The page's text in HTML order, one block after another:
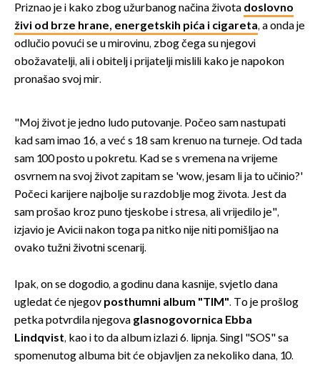
Priznao je i kako zbog užurbanog načina života doslovno
živi od brze hrane, energetskih pića i cigareta, a onda je
odlučio povući se u mirovinu, zbog čega su njegovi
obožavatelji, ali i obitelj i prijatelji mislili kako je napokon
pronašao svoj mir.
"Moj život je jedno ludo putovanje. Počeo sam nastupati
kad sam imao 16, a već s 18 sam krenuo na turneje. Od tada
sam 100 posto u pokretu. Kad se s vremena na vrijeme
osvrnem na svoj život zapitam se 'wow, jesam li ja to učinio?'
Počeci karijere najbolje su razdoblje mog života. Jest da
sam prošao kroz puno tjeskobe i stresa, ali vrijedilo je",
izjavio je Avicii nakon toga pa nitko nije niti pomišljao na
ovako tužni životni scenarij.
Ipak, on se dogodio, a godinu dana kasnije, svjetlo dana
ugledat će njegov posthumni album "TIM". To je prošlog
petka potvrdila njegova glasnogovornica Ebba
Lindqvist, kao i to da album izlazi 6. lipnja. Singl "SOS" sa
spomenutog albuma bit će objavljen za nekoliko dana, 10.